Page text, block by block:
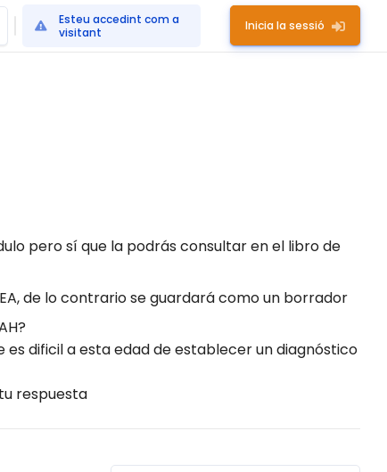
Esteu accedint com a
visitant
Inicia la sessió
pero sí que la podrás consultar en el libro de
de lo contrario se guardará como un borrador
dificil a esta edad de establecer un diagnóstico
respuesta